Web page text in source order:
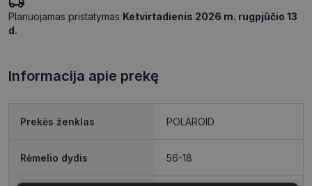
Planuojamas pristatymas Ketvirtadienis 2026 m. rugpjūčio 13
d.
Informacija apie prekę
Prekės ženklas POLAROID
Rėmelio dydis 56-18